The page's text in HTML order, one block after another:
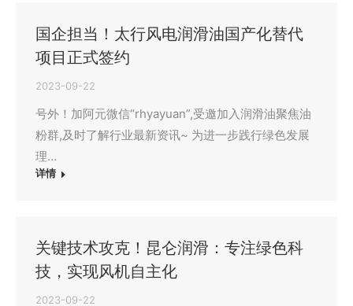
国企担当！太行风电润滑油国产化替代
项目正式签约
2023-09-22
号外！加阿元微信“rhyayuan”,受邀加入润滑油聚焦油
粉群,及时了解行业最新资讯~ 为进一步践行绿色发展
理…
详情
关键技术攻克！昆仑润滑：专注绿色科
技，实现风机自主化
2023-09-22